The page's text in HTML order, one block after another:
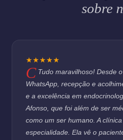
sobre
★★★★★
Tudo maravilhoso! Desde
WhatsApp, recepção e
e a excelência em
Afonso, que foi além de ser
como um ser humano. A
especialidade. Ela vê o